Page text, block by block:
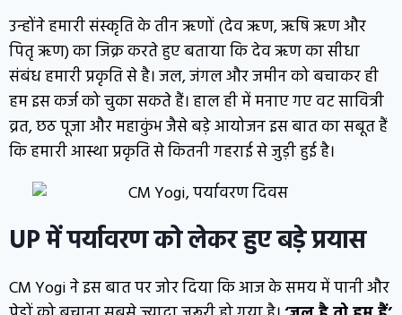
उन्होंने हमारी संस्कृति के तीन ऋणों (देव ऋण, ऋषि ऋण और
पितृ ऋण) का जिक्र करते हुए बताया कि देव ऋण का सीधा
संबंध हमारी प्रकृति से है। जल, जंगल और जमीन को बचाकर ही
हम इस कर्ज को चुका सकते हैं। हाल ही में मनाए गए वट सावित्री
व्रत, छठ पूजा और महाकुंभ जैसे बड़े आयोजन इस बात का सबूत हैं
कि हमारी आस्था प्रकृति से कितनी गहराई से जुड़ी हुई है।
UP में पर्यावरण को लेकर हुए बड़े प्रयास
CM Yogi ने इस बात पर जोर दिया कि आज के समय में पानी और